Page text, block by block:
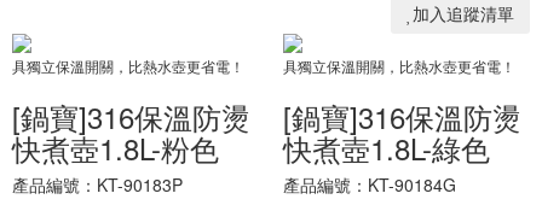
加入追蹤清單
具獨立保溫開關，比熱水壺更省電！
[鍋寶]316保溫防燙
快煮壺1.8L-粉色
產品編號：KT-90183P
具獨立保溫開關，比熱水壺更省電！
[鍋寶]316保溫防燙
快煮壺1.8L-綠色
產品編號：KT-90184G